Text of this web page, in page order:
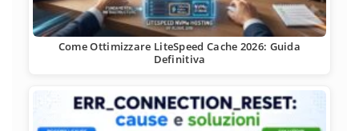
Come Ottimizzare LiteSpeed Cache 2026: Guida
Definitiva